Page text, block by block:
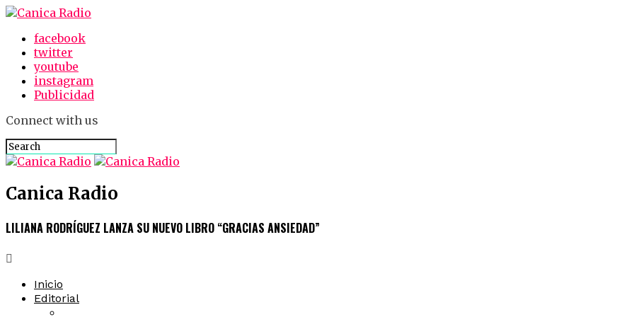
facebook
twitter
youtube
instagram
Publicidad
Connect with us
Canica Radio
LILIANA RODRÍGUEZ LANZA SU NUEVO LIBRO “GRACIAS ANSIEDAD”
Inicio
Editorial